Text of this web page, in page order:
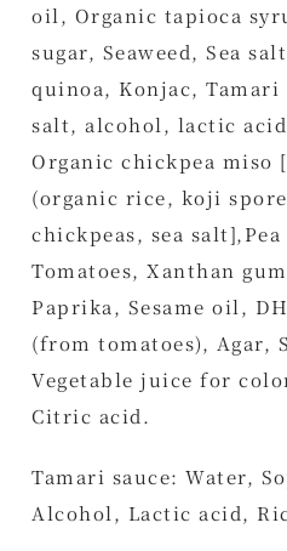
oil, Organic tapioca
sugar, Seaweed, Sea
quinoa, Konjac, Tamari
salt, alcohol, lactic
Organic chickpea miso
(organic rice, koji
chickpeas, sea
Tomatoes, Xanthan
Paprika, Sesame oil,
(from tomatoes), Agar,
Vegetable juice for
Citric acid.
Tamari sauce: Water,
Alcohol, Lactic acid,